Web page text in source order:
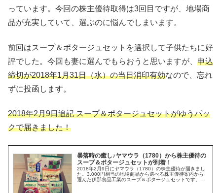
っています。今回の株主優待取得は3回目ですが、地場商
品が充実していて、選ぶのに悩んでしまいます。
前回はスープ＆ポタージュセットを選択して子供たちに好
評でした。今回も妻に選んでもらおうと思いますが、 申込
締切が2018年1月31日（水）の当日消印有効なので、忘れ
ずに投函します。
2018年2月9日追記 スープ＆ポタージュセットがゆうパッ
クで届きました！
暴落時の癒し♪ヤマウラ（1780）から株主優待の
スープ＆ポタージュセットが到着！
2018年2月9日にヤマウラ（1780）の株主優待が届きまし
た。3,000円相当の地場商品から選べる株主優待案内から
選んだ伊那食品工業のスープ＆ポタージュセットです。株